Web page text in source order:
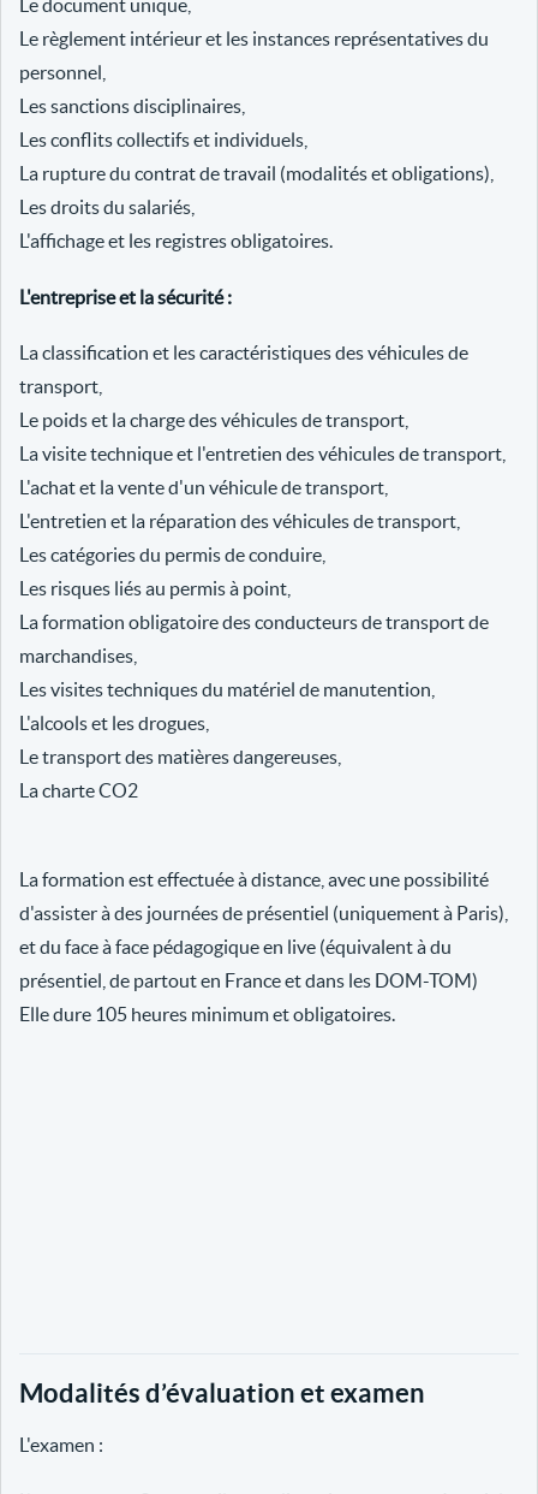
Le document unique,
Le règlement intérieur et les instances représentatives du
personnel,
Les sanctions disciplinaires,
Les conflits collectifs et individuels,
La rupture du contrat de travail (modalités et obligations),
Les droits du salariés,
L'affichage et les registres obligatoires.
L'entreprise et la sécurité :
La classification et les caractéristiques des véhicules de
transport,
Le poids et la charge des véhicules de transport,
La visite technique et l'entretien des véhicules de transport,
L'achat et la vente d'un véhicule de transport,
L'entretien et la réparation des véhicules de transport,
Les catégories du permis de conduire,
Les risques liés au permis à point,
La formation obligatoire des conducteurs de transport de
marchandises,
Les visites techniques du matériel de manutention,
L'alcools et les drogues,
Le transport des matières dangereuses,
La charte CO2
La formation est effectuée à distance, avec une possibilité
d'assister à des journées de présentiel (uniquement à Paris),
et du face à face pédagogique en live (équivalent à du
présentiel, de partout en France et dans les DOM-TOM)
Elle dure 105 heures minimum et obligatoires.
Modalités d’évaluation et examen
L'examen :